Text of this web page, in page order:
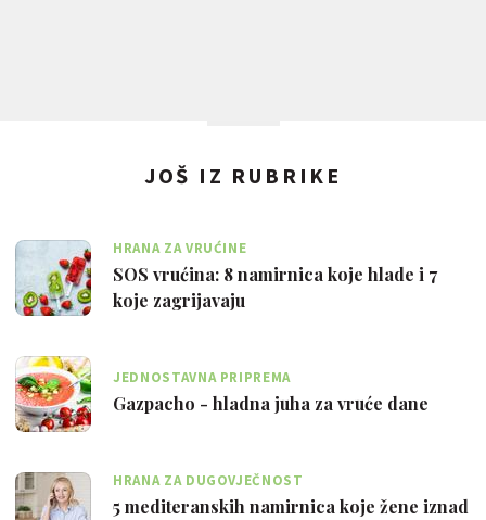
JOŠ IZ RUBRIKE
HRANA ZA VRUĆINE
SOS vrućina: 8 namirnica koje hlade i 7
koje zagrijavaju
JEDNOSTAVNA PRIPREMA
Gazpacho - hladna juha za vruće dane
HRANA ZA DUGOVJEČNOST
5 mediteranskih namirnica koje žene iznad